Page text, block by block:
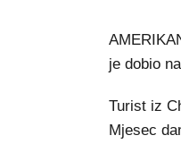
je dobio
Turist iz
Mjesec